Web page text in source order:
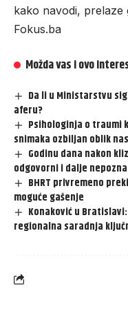
kako navodi,
Fokus.ba
Možda vas i ovo
Da li u Ministarstvu
aferu?
Psihologinja o traumi
snimaka ozbiljan oblik
Godinu dana nakon
odgovorni i dalje
BHRT privremeno
moguće gašenje
Konaković u
regionalna saradnja